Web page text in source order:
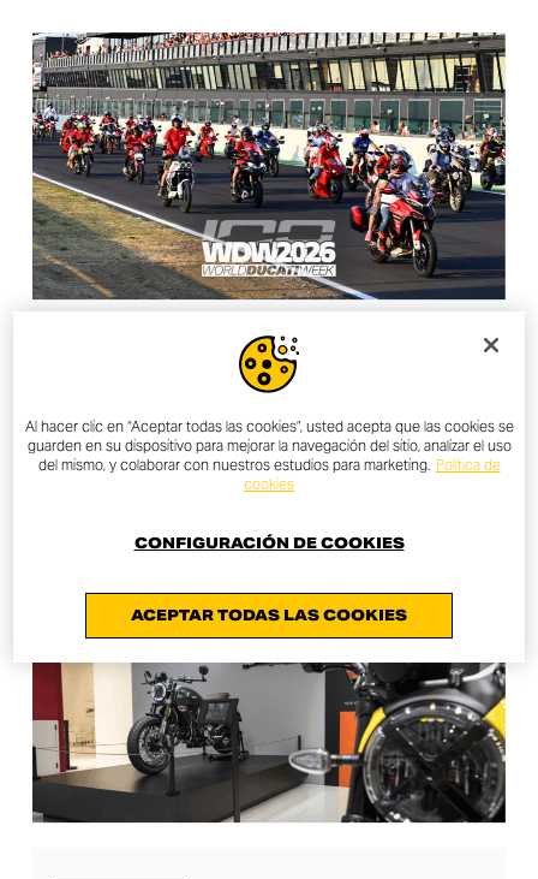
WDW 2026 TICKETS ARE NOW
AVAILABLE
Al hacer clic en “Aceptar todas las cookies”, usted acepta que las cookies se
guarden en su dispositivo para mejorar la navegación del sitio, analizar el uso
del mismo, y colaborar con nuestros estudios para marketing. Política de
cookies
ACEPTAR TODAS LAS COOKIES
CONFIGURACIÓN DE COOKIES